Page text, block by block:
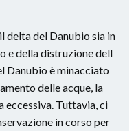
delta del Danubio sia in
e della distruzione dell
Danubio è minacciato
delle acque, la
eccessiva. Tuttavia, ci
in corso per